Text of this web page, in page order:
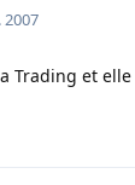
2007
Trading et